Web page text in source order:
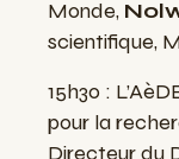
Monde,
scientifique,
15h30 :
pour la
Directeur du